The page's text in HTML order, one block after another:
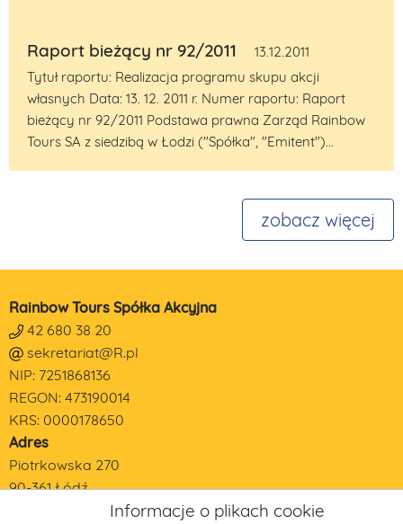
Raport bieżący nr 92/2011
13.12.2011
Tytuł raportu: Realizacja programu skupu akcji
własnych Data: 13. 12. 2011 r. Numer raportu: Raport
bieżący nr 92/2011 Podstawa prawna Zarząd Rainbow
Tours SA z siedzibą w Łodzi ("Spółka", "Emitent")...
zobacz więcej
Rainbow Tours Spółka Akcyjna
42 680 38 20
sekretariat@R.pl
NIP: 7251868136
REGON: 473190014
KRS: 0000178650
Adres
Piotrkowska 270
90-361 Łódź
Informacje o plikach cookie